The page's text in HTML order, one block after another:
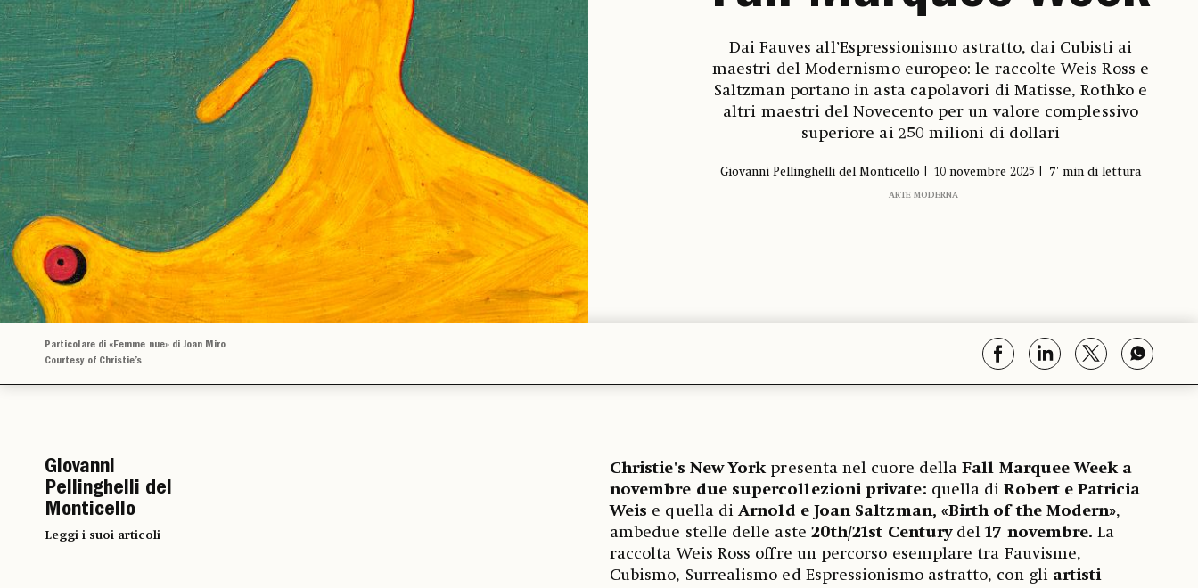
Dai Fauves all’Espressionismo astratto, dai Cubisti ai
maestri del Modernismo europeo: le raccolte Weis Ross e
Saltzman portano in asta capolavori di Matisse, Rothko e
altri maestri del Novecento per un valore complessivo
superiore ai 250 milioni di dollari
Giovanni Pellinghelli del Monticello 10 novembre 2025 7' min di lettura
ARTE MODERNA
Particolare di «Femme nue» di Joan Miro
Courtesy of Christie’s
Giovanni
Pellinghelli del
Monticello
Leggi i suoi articoli
Christie's New Yorkpresenta nel cuore dellaFall Marquee Week a
novembre due supercollezioni private: quella diRobert e Patricia
Weis e quella di Arnold e Joan Saltzman, «Birth of the Modern»,
ambedue stelle delle aste 20th/21st Centurydel17 novembre.La
raccolta Weis Ross offre un percorso esemplare tra Fauvisme,
Cubismo, Surrealismo ed Espressionismo astratto, con gli artisti